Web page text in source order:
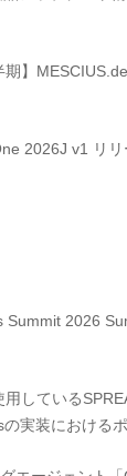
期】
2026J v1 リリ
Summit 2026
用している
の実装における